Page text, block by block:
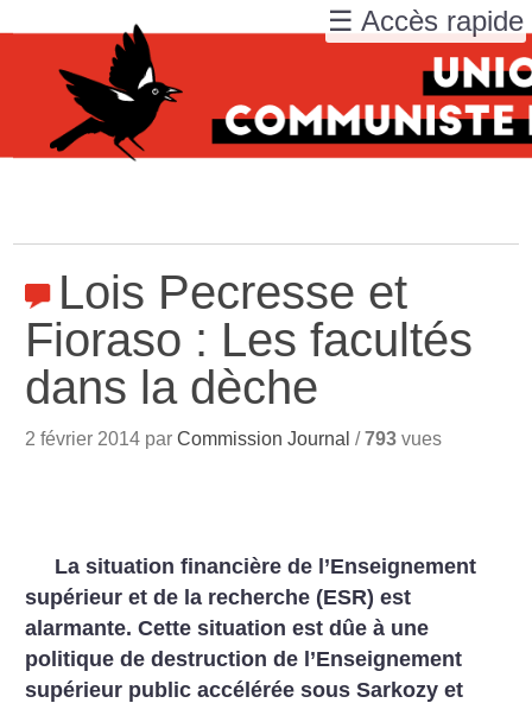
Lois Pecresse et
Fioraso : Les facultés
dans la dèche
2 février 2014 parCommission Journal /793 vues
La situation financière de l’Enseignement
supérieur et de la recherche (ESR) est
alarmante. Cette situation est dûe à une
politique de destruction de l’Enseignement
supérieur public accélérée sous Sarkozy et
☰ Accès rapide